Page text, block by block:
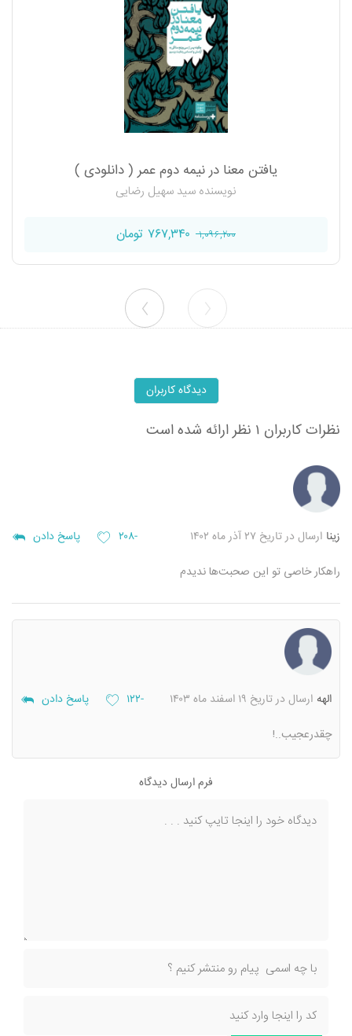
یافتن معنا در نیمه دوم عمر ( دانلودی )
نویسنده سید سهیل رضایی
۱,۰۹۶,۲۰۰ ۷۶۷,۳۴۰ تومان
دیدگاه کاربران
نظرات کاربران ۱ نظر ارائه شده است
زینا ارسال در تاریخ ۲۷ آذر ماه ۱۴۰۲ -۲۰۸ پاسخ دادن
راهکار خاصی تو این صحبت‌ها ندیدم
الهه ارسال در تاریخ ۱۹ اسفند ماه ۱۴۰۳ -۱۲۲ پاسخ دادن
چقدرعجیب..!
فرم ارسال دیدگاه